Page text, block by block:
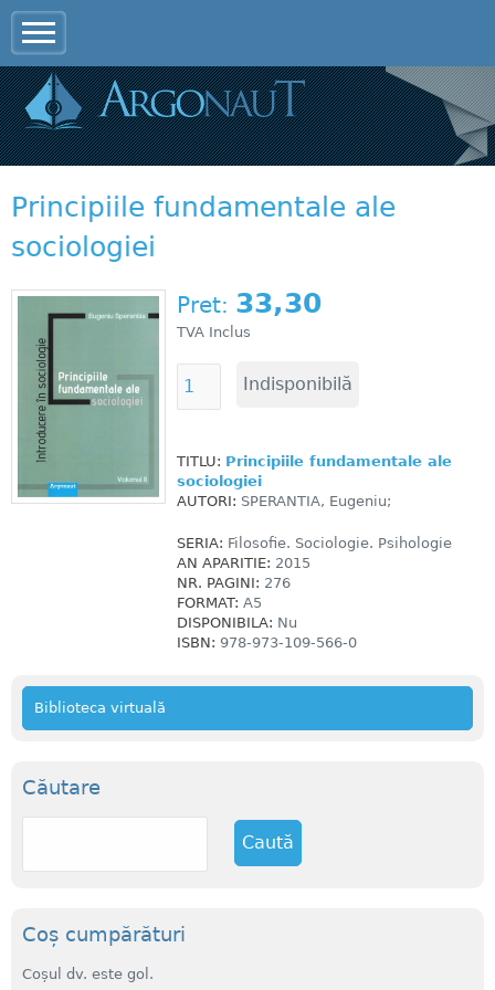
Principiile fundamentale ale
sociologiei
Pret: 33,30
TVA Inclus
TITLU: Principiile fundamentale ale
sociologiei
AUTORI: SPERANTIA, Eugeniu;
SERIA: Filosofie. Sociologie. Psihologie
AN APARITIE: 2015
NR. PAGINI: 276
FORMAT: A5
DISPONIBILA: Nu
ISBN: 978-973-109-566-0
Biblioteca virtuală
Căutare
C
Coș cumpărături
Coșul dv. este gol.